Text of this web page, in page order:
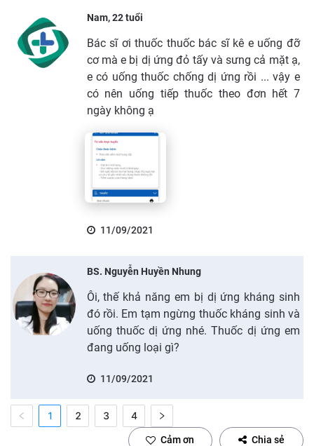
Nam, 22 tuổi
Bác sĩ ơi thuốc thuốc bác sĩ kê e uống đỡ
cơ mà e bị dị ứng đỏ tấy và sưng cả mặt ạ,
e có uống thuốc chống dị ứng rồi ... vậy e
có nên uống tiếp thuốc theo đơn hết 7
ngày không ạ
11/09/2021
BS. Nguyễn Huyền Nhung
Ôi, thế khả năng em bị dị ứng kháng sinh
đó rồi. Em tạm ngừng thuốc kháng sinh và
uống thuốc dị ứng nhé. Thuốc dị ứng em
đang uống loại gì?
11/09/2021
1 2 3 4
Cảm ơn Chia sẻ